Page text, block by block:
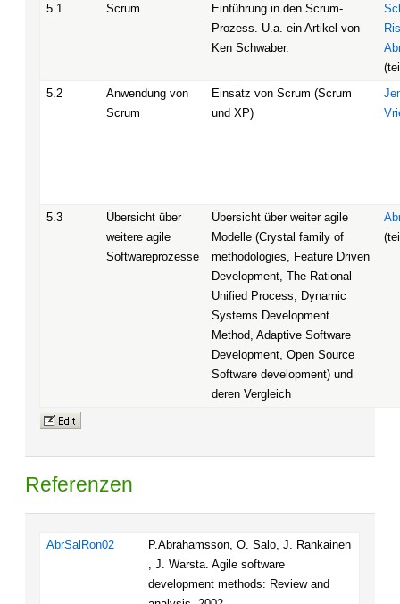
5.1 Scrum
Einführung in den Scrum-
Prozess. U.a. ein Artikel von
Ken Schwaber.
5.2
Anwendung von
Scrum
Einsatz von Scrum (Scrum
und XP)
5.3
Übersicht über
weitere agile
Softwareprozesse
Übersicht über weiter agile
Modelle (Crystal family of
methodologies, Feature Driven
Development, The Rational
Unified Process, Dynamic
Systems Development
Method, Adaptive Software
Development, Open Source
Software development) und
deren Vergleich
Referenzen
AbrSalRon02
P.Abrahamsson, O. Salo, J. Rankainen
, J. Warsta. Agile software
development methods: Review and